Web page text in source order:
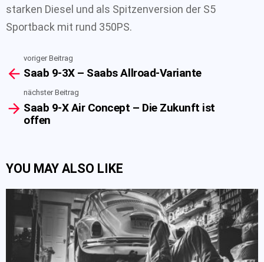
starken Diesel und als Spitzenversion der S5
Sportback mit rund 350PS.
more
voriger Beitrag
Saab 9-3X – Saabs Allroad-Variante
nächster Beitrag
Saab 9-X Air Concept – Die Zukunft ist
offen
YOU MAY ALSO LIKE